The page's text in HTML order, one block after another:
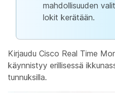
mahdollisuuden
lokit kerätään.
Kirjaudu Cisco Real Time
käynnistyy erillisessä
tunnuksilla.